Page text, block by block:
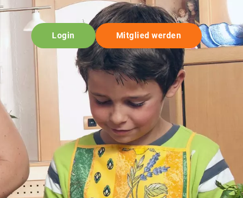
Login Mitglied werden